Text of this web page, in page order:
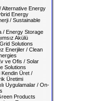
Alternative Energy
Energy
/ Sustainable
/ Energy Storage
Akülü
Solutions
Enerjiler / Clean
ve Ofis / Solar
Solutions
Kendin Üret /
Üretimi
Uygulamalar / On-
Products